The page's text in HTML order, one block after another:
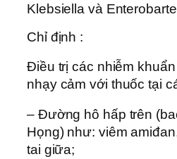
Klebsiella và
Chỉ định :
Ðiều trị các nhiễm
nhạy cảm với thuốc tại
– Ðường hô hấp trên
Họng) như: viêm
tai giữa;